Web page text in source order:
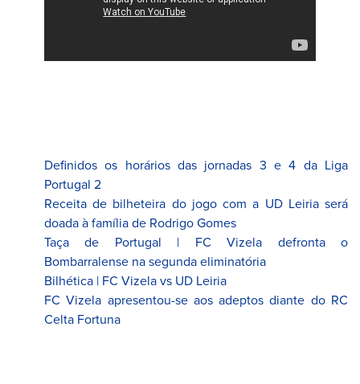
Definidos os horários das jornadas 3 e 4 da Liga
Portugal 2
Receita de bilheteira do jogo com a UD Leiria será
doada à família de Rodrigo Gomes
Taça de Portugal | FC Vizela defronta o
Bombarralense na segunda eliminatória
Bilhética | FC Vizela vs UD Leiria
FC Vizela apresentou-se aos adeptos diante do RC
Celta Fortuna